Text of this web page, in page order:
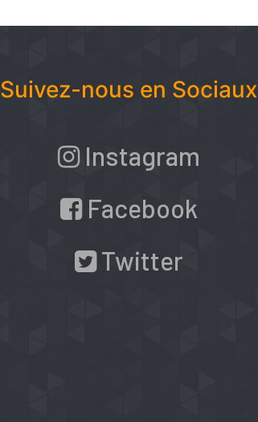
Suivez-nous en Sociaux
Instagram
Facebook
Twitter